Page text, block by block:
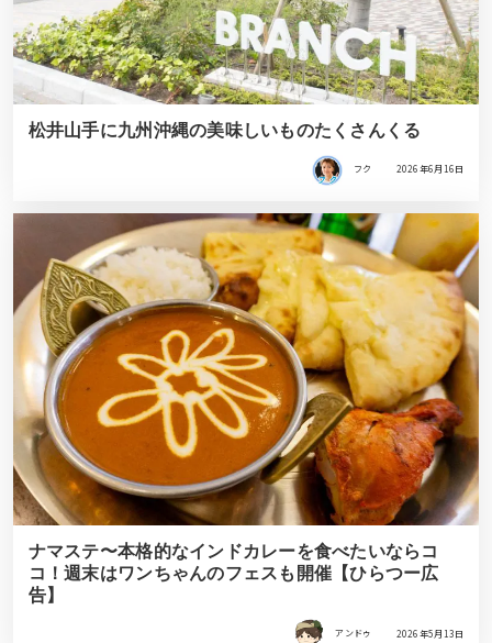
松井山手に九州沖縄の美味しいものたくさんくる
フク 2026年6月16日
ナマステ〜本格的なインドカレーを食べたいならコ
コ！週末はワンちゃんのフェスも開催【ひらつー広
告】
アンドゥ 2026年5月13日